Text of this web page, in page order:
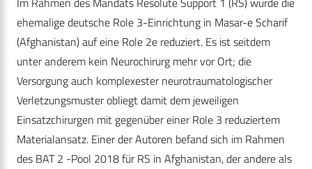
ehemalige deutsche Role 3-Einrichtung in Masar-e Scharif
(Afghanistan) auf eine Role 2e reduziert. Es ist seitdem
unter anderem kein Neurochirurg mehr vor Ort; die
Versorgung auch komplexester neurotraumatologischer
Verletzungsmuster obliegt damit dem jeweiligen
Einsatzchirurgen mit gegenüber einer Role 3 reduziertem
Materialansatz. Einer der Autoren befand sich im Rahmen
des BAT 2 -Pool 2018 für RS in Afghanistan, der andere als